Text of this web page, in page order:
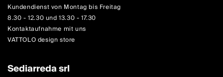
Kundendienst von Montag bis Freitag
8.30 - 12.30 und 13.30 - 17.30
Kontaktaufnahme mit uns
VATTOLO design store
Sediarreda srl